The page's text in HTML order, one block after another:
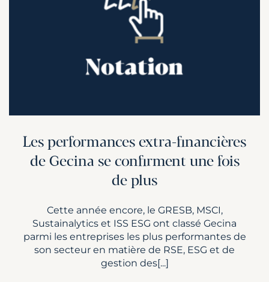
Les performances extra-financières
de Gecina se confirment une fois
de plus
Cette année encore, le GRESB, MSCI,
Sustainalytics et ISS ESG ont classé Gecina
parmi les entreprises les plus performantes de
son secteur en matière de RSE, ESG et de
gestion des[...]